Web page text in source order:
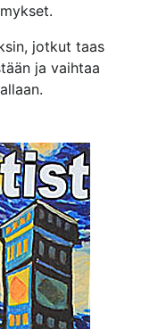
jotkut taas
ja vaihtaa